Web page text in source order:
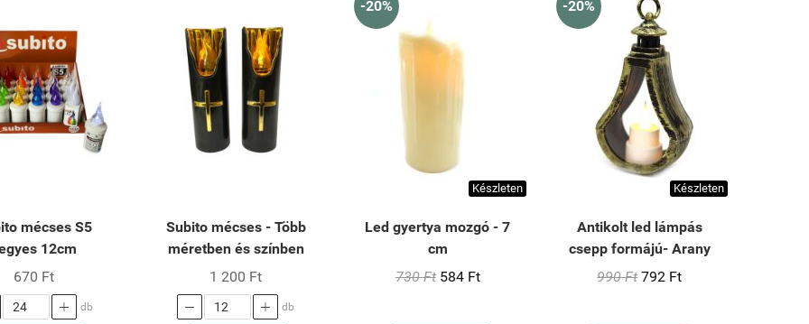
mécses S5
12cm
670 Ft
 db
Subito mécses - Több
méretben és színben
1 200 Ft
  db
-20%
Készleten
Led gyertya mozgó - 7
cm
730 Ft 584 Ft
-20%
Készleten
Antikolt led lámpás
csepp formájú- Arany
990 Ft 792 Ft